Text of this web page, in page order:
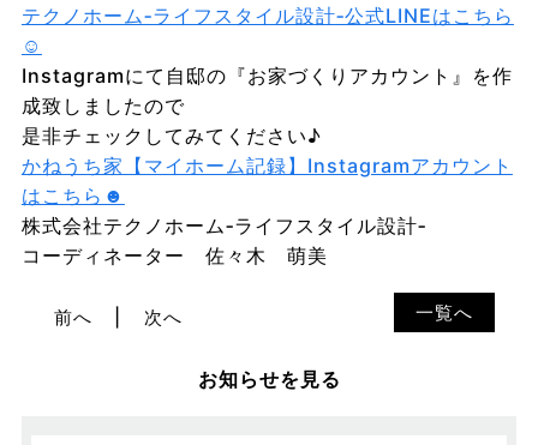
テクノホーム‐ライフスタイル設計‐公式LINEはこちら
☺
Instagramにて自邸の『お家づくりアカウント』を作
成致しましたので
是非チェックしてみてください♪
かねうち家【マイホーム記録】Instagramアカウント
はこちら☻
株式会社テクノホーム‐ライフスタイル設計‐
コーディネーター 佐々木 萌美
一覧へ
前へ 次へ
お知らせを見る